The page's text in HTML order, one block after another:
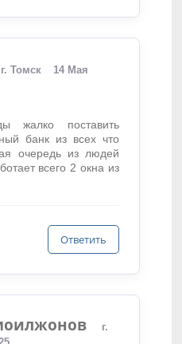
г. Томск
14 Мая
жалко поставить
банк из всех что
очередь из людей
всего 2 окна из
Ответить
г.